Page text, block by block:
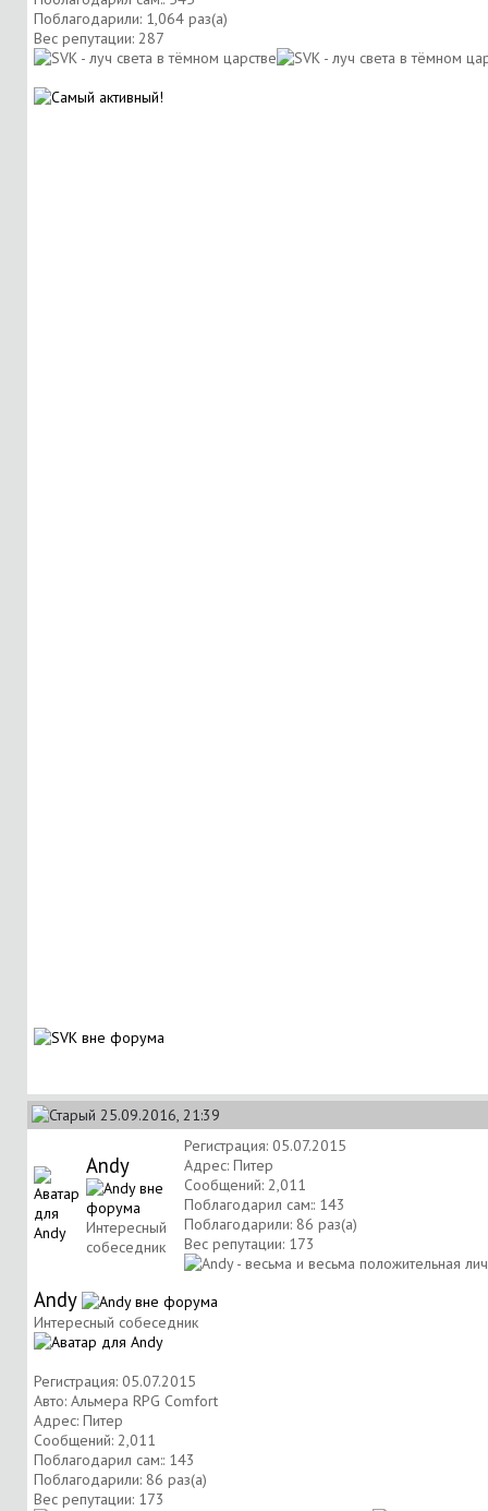
Поблагодарили: 1,064 раз(а)
Вес репутации: 287
25.09.2016, 21:39
Andy
Интересный
собеседник
Регистрация: 05.07.2015
Адрес: Питер
Сообщений: 2,011
Поблагодарил сам:: 143
Поблагодарили: 86 раз(а)
Вес репутации: 173
Andy
Интересный собеседник
Регистрация: 05.07.2015
Авто: Альмера RPG Comfort
Адрес: Питер
Сообщений: 2,011
Поблагодарил сам:: 143
Поблагодарили: 86 раз(а)
Вес репутации: 173